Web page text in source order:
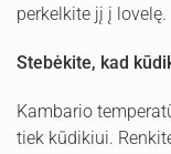
perkelkite jį į lovelę.
Stebėkite, kad
Kambario
tiek kūdikiui.